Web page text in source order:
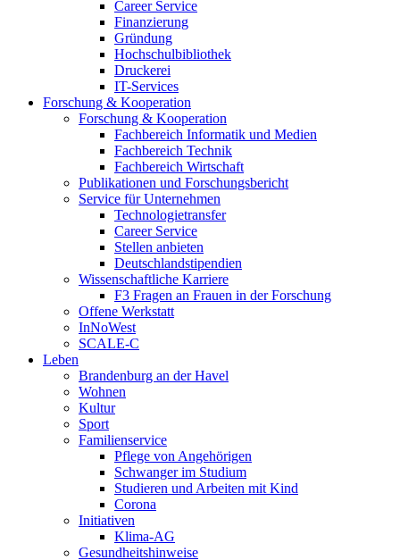
Career Service
Finanzierung
Gründung
Hochschulbibliothek
Druckerei
IT-Services
Forschung & Kooperation
Forschung & Kooperation
Fachbereich Informatik und Medien
Fachbereich Technik
Fachbereich Wirtschaft
Publikationen und Forschungsbericht
Service für Unternehmen
Technologietransfer
Career Service
Stellen anbieten
Deutschlandstipendien
Wissenschaftliche Karriere
F3 Fragen an Frauen in der Forschung
Offene Werkstatt
InNoWest
SCALE-C
Leben
Brandenburg an der Havel
Wohnen
Kultur
Sport
Familienservice
Pflege von Angehörigen
Schwanger im Studium
Studieren und Arbeiten mit Kind
Corona
Initiativen
Klima-AG
Gesundheitshinweise